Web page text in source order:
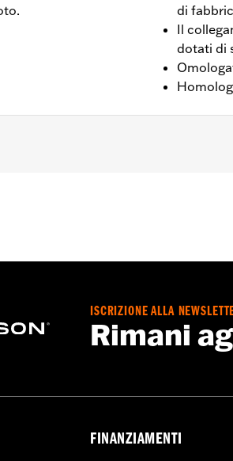
di
Il
dotati di
separato della staffa di
delle compatibilità per
ISCRIZIONE ALLA
Rimani
FINANZIAMENTI